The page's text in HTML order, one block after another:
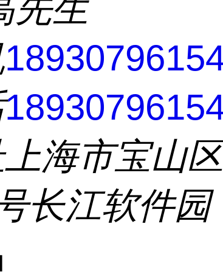
先生
上海市宝山
长江软件园